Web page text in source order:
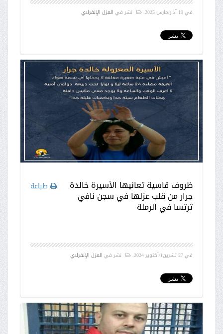
في19 آذار/مارس 2025 . نشر في العزل الإنفرادي
طباعة ظروف قاسية تعانيها الأسيرة خالدة
جرار من قلب عزلها في سجن نافي
ترتسا في الرملة
في27 تشرين1/أكتوير 2024 . نشر في العزل الإنفرادي